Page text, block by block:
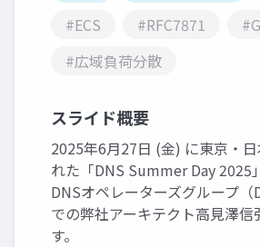
#ECS
#RFC7871
#広域負荷分散
スライド概要
2025年6月27日 (金) に東京・
れた「DNS Summer Day 2025
DNSオペレーターズグループ（
での弊社アーキテクト高見澤信
す。